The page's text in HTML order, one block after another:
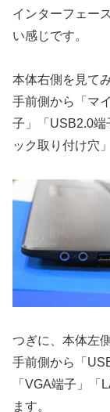
インターフェー
い感じです。
本体右側を見て
手前側から「マ
子」「USB2.0端
ック取り付け穴
つぎに、本体左
手前側から「
「VGA端子」
ます。